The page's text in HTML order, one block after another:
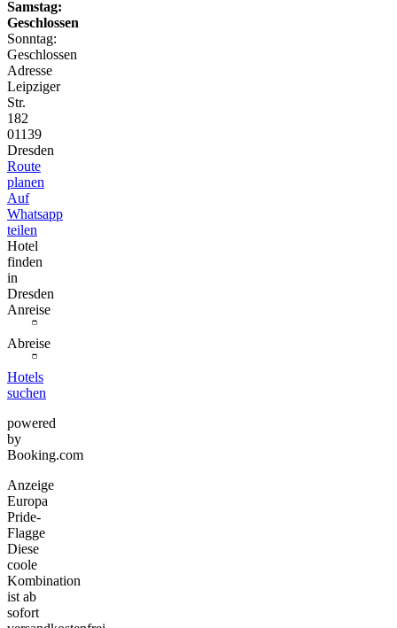
Samstag:
Geschlossen
Sonntag:
Geschlossen
Adresse
Leipziger
Str.
182
01139
Dresden
Route
planen
Auf
Whatsapp
teilen
Hotel
finden
in
Dresden
Anreise
Abreise
Hotels
suchen
powered
by
Booking.com
Anzeige
Europa
Pride-
Flagge
Diese
coole
Kombination
ist ab
sofort